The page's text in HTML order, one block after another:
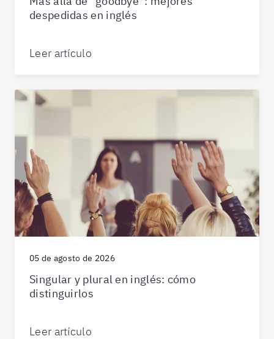
despedidas en inglés
Leer artículo
05 de agosto de 2026
Singular y plural en inglés: cómo
distinguirlos
Leer artículo